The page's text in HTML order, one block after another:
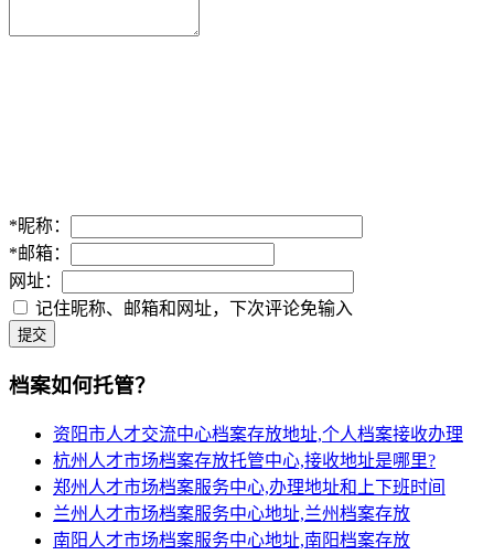
*昵称：
*邮箱：
网址：
记住昵称、邮箱和网址，下次评论免输入
提交
档案如何托管？
资阳市人才交流中心档案存放地址,个人档案接收办理
杭州人才市场档案存放托管中心,接收地址是哪里?
郑州人才市场档案服务中心,办理地址和上下班时间
兰州人才市场档案服务中心地址,兰州档案存放
南阳人才市场档案服务中心地址,南阳档案存放